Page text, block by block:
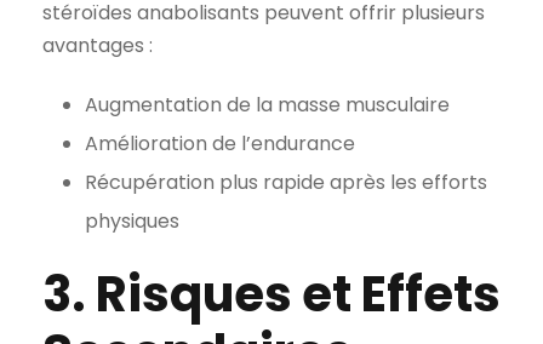
stéroïdes anabolisants peuvent offrir plusieurs
avantages :
Augmentation de la masse musculaire
Amélioration de l’endurance
Récupération plus rapide après les efforts
physiques
3. Risques et Effets